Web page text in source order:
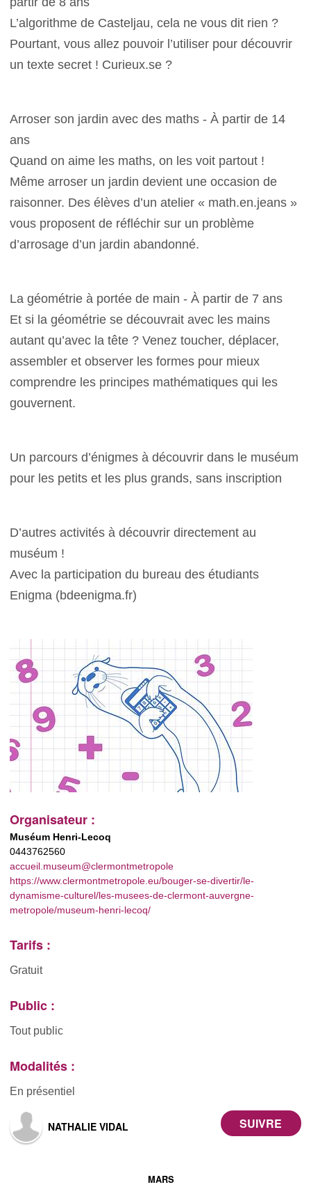
L’algorithme de Casteljau, cela ne vous dit rien ?
Pourtant, vous allez pouvoir l’utiliser pour découvrir
un texte secret ! Curieux.se ?
Arroser son jardin avec des maths - À partir de 14
ans
Quand on aime les maths, on les voit partout !
Même arroser un jardin devient une occasion de
raisonner. Des élèves d’un atelier « math.en.jeans »
vous proposent de réfléchir sur un problème
d’arrosage d’un jardin abandonné.
La géométrie à portée de main - À partir de 7 ans
Et si la géométrie se découvrait avec les mains
autant qu’avec la tête ? Venez toucher, déplacer,
assembler et observer les formes pour mieux
comprendre les principes mathématiques qui les
gouvernent.
Un parcours d’énigmes à découvrir dans le muséum
pour les petits et les plus grands, sans inscription
D’autres activités à découvrir directement au
muséum !
Avec la participation du bureau des étudiants
Enigma (bdeenigma.fr)
Organisateur :
Muséum Henri-Lecoq
0443762560
accueil.museum@clermontmetropole
https://www.clermontmetropole.eu/bouger-se-divertir/le-
dynamisme-culturel/les-musees-de-clermont-auvergne-
metropole/museum-henri-lecoq/
Tarifs :
Gratuit
Public :
Tout public
Modalités :
En présentiel
NATHALIE VIDAL
MARS